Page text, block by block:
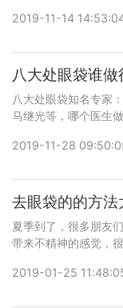
2019-11-14
八大处眼袋谁
八大处眼袋知名专家
马继光等，哪个医生
的口碑和案例。
2019-11-28
去眼袋的的方法
夏季到了，很多朋友
带来不精神的感觉，
一起来看看小编的详
2019-01-25